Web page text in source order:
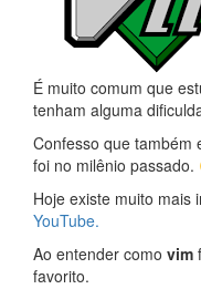
É muito comum que
tenham alguma
Confesso que também
foi no milênio passado.
Hoje existe muito mais
YouTube.
Ao entender como vim
favorito.